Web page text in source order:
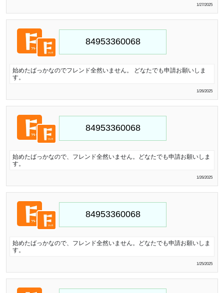
1/27/2025
始めたばっかなのでフレンド全然いません。 どなたでも申請お願いしま
す。
1/26/2025
始めたばっかなので、フレンド全然いません。どなたでも申請お願いしま
す。
1/26/2025
始めたばっかなので、フレンド全然いません。どなたでも申請お願いしま
す。
1/25/2025